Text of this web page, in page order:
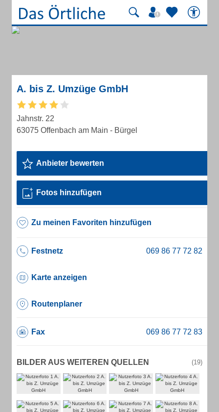
A. bis Z. Umzüge GmbH
Jahnstr. 22
63075 Offenbach am Main - Bürgel
Anbieter bewerten
Fotos hinzufügen
Zu meinen Favoriten hinzufügen
Festnetz
Karte anzeigen
Routenplaner
Fax
BILDER AUS WEITEREN QUELLEN (19)